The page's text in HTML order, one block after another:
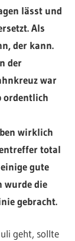
lässt und
Als
der kann.
der
war
ordentlich
wirklich
total
gute
wurdedie
gebracht.
geht, sollte